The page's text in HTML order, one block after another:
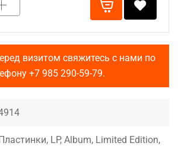
визитом свяжитесь с нами по
+7 985 290-59-79.
LP, Album, Limited Edition,